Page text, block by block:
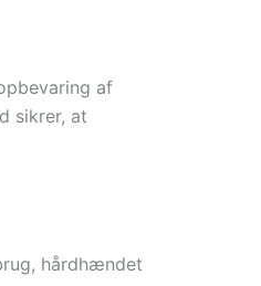
af
sikrer, at
hårdhændet